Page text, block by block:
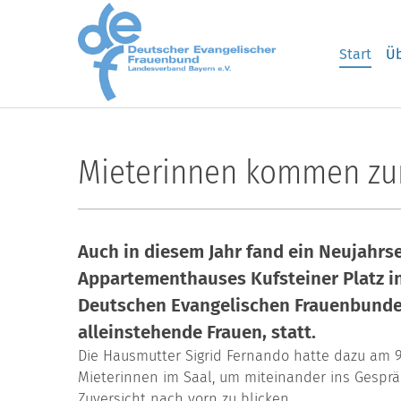
Skip to main content
Start
Mieterinnen kommen
Auch in diesem Jahr fand ein
Appartementhauses Kufsteiner Platz
Deutschen Evangelischen
alleinstehende Frauen, statt.
Die Hausmutter Sigrid Fernando hatte dazu am
Mieterinnen im Saal, um miteinander ins